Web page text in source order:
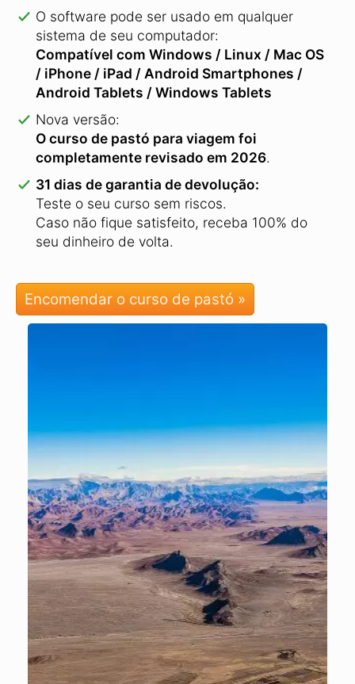
O software pode ser usado em qualquer
sistema de seu computador:
Compatível com Windows / Linux / Mac OS
/ iPhone / iPad / Android Smartphones /
Android Tablets / Windows Tablets
Nova versão:
O curso de pastó para viagem foi
completamente revisado em 2026.
31 dias de garantia de devolução:
Teste o seu curso sem riscos.
Caso não fique satisfeito, receba 100% do
seu dinheiro de volta.
Encomendar o curso de pastó »